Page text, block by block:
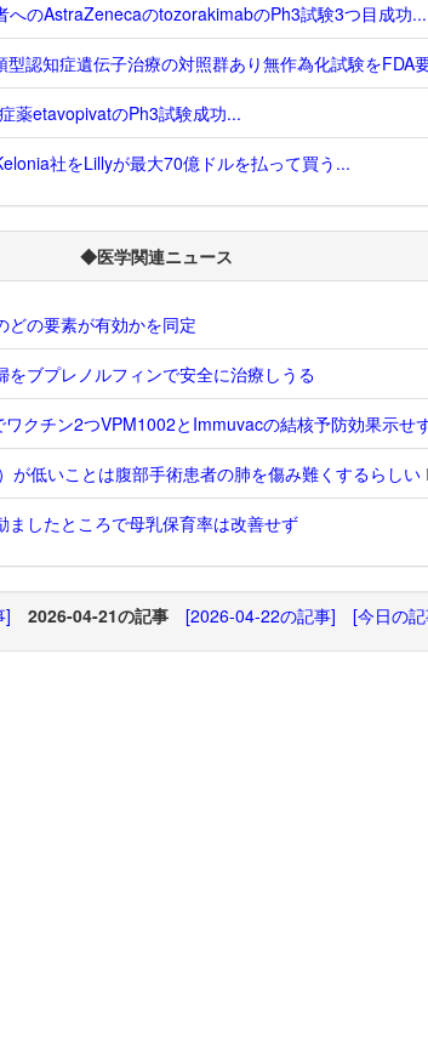
へのAstraZenecaのtozorakimabのPh3試験3つ目成功...
型認知症遺伝子治療の対照群あり無作為化試験をFDA
薬etavopivatのPh3試験成功...
社をLillyが最大70億ドルを払って買う...
◆医学関連ニュース
どの要素が有効かを同定
をブプレノルフィンで安全に治療しうる
クチン2つVPM1002とImmuvacの結核予防効果示せ
が低いことは腹部手術患者の肺を傷み難くするらしい
ましたところで母乳保育率は改善せず
] 2026-04-21の記事 [2026-04-22の記事] [今日の